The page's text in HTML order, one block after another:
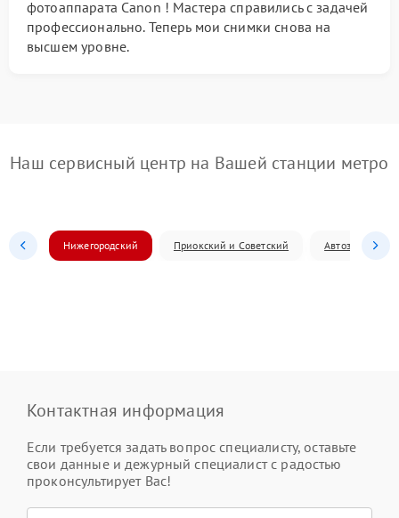
фотоаппарата Canon ! Мастера справились с задачей
профессионально. Теперь мои снимки снова на
высшем уровне.
Наш сервисный центр на Вашей станции метро
Нижегородский Приокский и Советский Автозаводский
Контактная информация
Если требуется задать вопрос специалисту, оставьте
свои данные и дежурный специалист с радостью
проконсультирует Вас!